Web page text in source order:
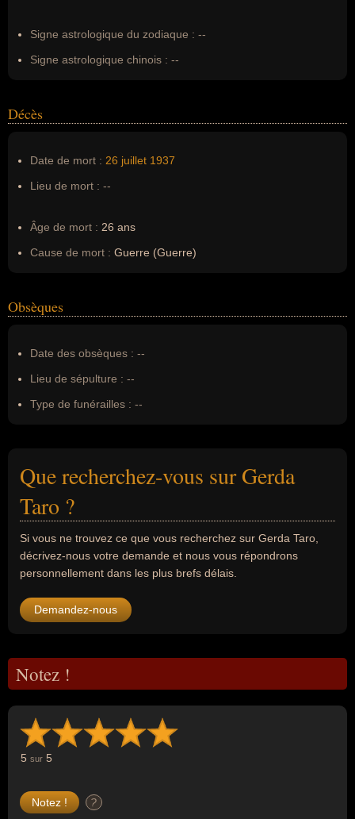
Signe astrologique du zodiaque : --
Signe astrologique chinois : --
Décès
Date de mort : 26 juillet 1937
Lieu de mort : --
Âge de mort : 26 ans
Cause de mort : Guerre (Guerre)
Obsèques
Date des obsèques : --
Lieu de sépulture : --
Type de funérailles : --
Que recherchez-vous sur Gerda
Taro ?
Si vous ne trouvez ce que vous recherchez sur Gerda Taro,
décrivez-nous votre demande et nous vous répondrons
personnellement dans les plus brefs délais.
Demandez-nous
Notez !
5 sur 5
?